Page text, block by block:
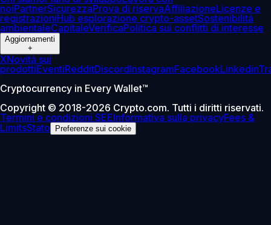
noiPartnerSicurezzaProva di riservaAffiliazioneLicenze e
registrazioniHub esplorazione crypto-assetSostenibilità
ambientaleCapitaleVerificaPolitica sui conflitti di interesse
Aggiornamenti
+
XNovità sui
prodottiEventiRedditDiscordInstagramFacebookLinkedin
Cryptocurrency in Every Wallet™
Copyright © 2018-2026 Crypto.com. Tutti i diritti riservati.
Termini e condizioni SEEInformativa sulla privacyFees &
LimitsStato Preferenze sui cookie